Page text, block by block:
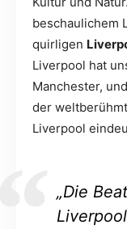
beschaulichem
quirligen
Liverpool hat
Manchester,
der
Liverpool
„Die